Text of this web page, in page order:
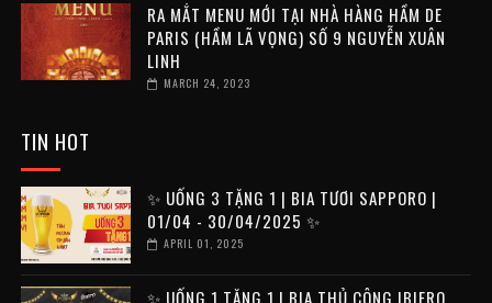
RA MẮT MENU MỚI TẠI NHÀ HÀNG HẦM DE
PARIS (HẦM LÃ VỌNG) SỐ 9 NGUYỄN XUÂN
LINH
MARCH 24, 2023
TIN HOT
✨ UỐNG 3 TẶNG 1 | BIA TƯƠI SAPPORO |
01/04 - 30/04/2025 ✨
APRIL 01, 2025
✨ UỐNG 1 TẶNG 1 | BIA THỦ CÔNG IBIERO